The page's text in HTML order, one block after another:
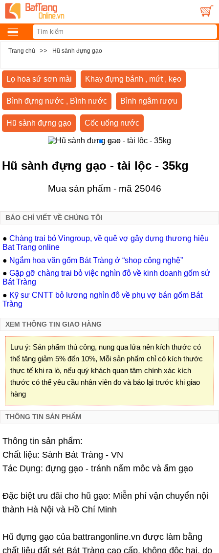
Trang chủ >> Hũ sành đựng gạo
Lọ hoa sứ sơn mài Khay đựng bánh , mứt , kẹo
Bình đựng nước , Bình nước Bình ngâm rượu
Hũ sành đựng gạo Cốc uống nước
Hũ sành đựng gạo - tài lộc - 35kg
Mua sản phẩm - mã 25046
BÁO CHÍ VIẾT VỀ CHÚNG TÔI
● Chàng trai bỏ Vingroup, về quê vợ gây dựng thương hiệu
Bat Trang online
● Ngắm hoa văn gốm Bát Tràng ở “shop công nghệ”
● Gặp gỡ chàng trai bỏ việc nghìn đô về kinh doanh gốm sứ
Bát Tràng
● Kỹ sư CNTT bỏ lương nghìn đô về phụ vợ bán gốm Bát
Tràng
XEM THÔNG TIN GIAO HÀNG
Lưu ý: Sản phẩm thủ công, nung qua lửa nên kích thước có
thể tăng giảm 5% đến 10%, Mỗi sản phẩm chỉ có kích thước
thực tế khi ra lò, nếu quý khách quan tâm chính xác kích
thước có thể yêu cầu nhân viên đo và báo lại trước khi giao
hàng
THÔNG TIN SẢN PHẨM
Thông tin sản phẩm:
Chất liệu: Sành Bát Tràng - VN
Tác Dụng: đựng gạo - tránh nấm môc và ẩm gạo
Đặc biệt ưu đãi cho hũ gạo: Miễn phí vận chuyển nội
thành Hà Nội và Hồ Chí Minh
Hũ đựng gạo của battrangonline.vn được làm bằng
chất liệu đất sét Bát Tràng cao cấp, không độc hại, do